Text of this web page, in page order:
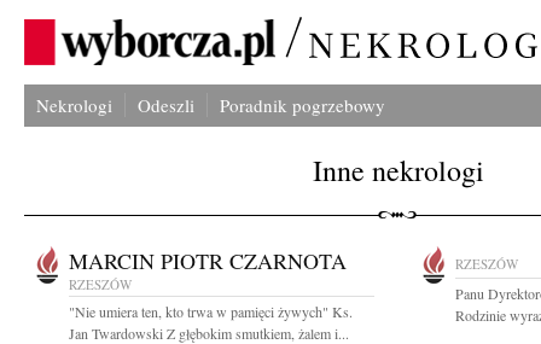
Nekrologi Odeszli Poradnik pogrzebowy
Inne nekrologi
MARCIN PIOTR CZARNOTA
RZESZÓW
"Nie umiera ten, kto trwa w pamięci żywych" Ks.
Jan Twardowski Z głębokim smutkiem, żalem i...
RZESZÓW
Panu
Rodzinie